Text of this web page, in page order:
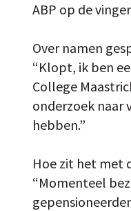
ABP op de
Over namen
“Klopt, ik ben
College
onderzoek naar
hebben.”
Hoe zit het met
“Momenteel